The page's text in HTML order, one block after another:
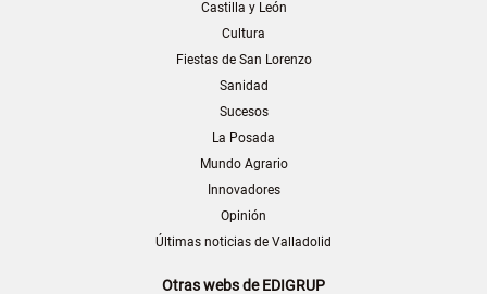
Castilla y León
Cultura
Fiestas de San Lorenzo
Sanidad
Sucesos
La Posada
Mundo Agrario
Innovadores
Opinión
Últimas noticias de Valladolid
Otras webs de EDIGRUP